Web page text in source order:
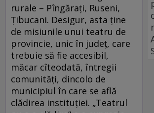
rurale – Pîngărați, Ruseni,
Țibucani. Desigur, asta ține
de misiunile unui teatru de
provincie, unic în județ, care
trebuie să fie accesibil,
măcar cîteodată, întregii
comunități, dincolo de
municipiul în care se află
clădirea instituției. „Teatrul